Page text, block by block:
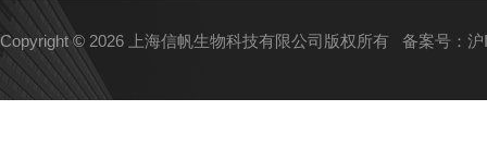
Copyright © 2026 上海信帆生物科技有限公司版权所有 备案号：